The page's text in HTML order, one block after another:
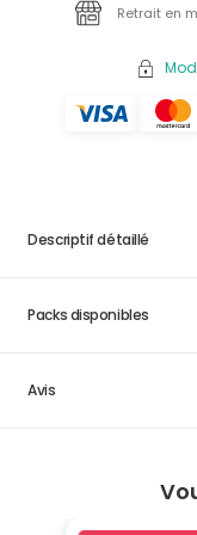
Retrait en
Descriptif détaillé
Packs disponibles
Avis